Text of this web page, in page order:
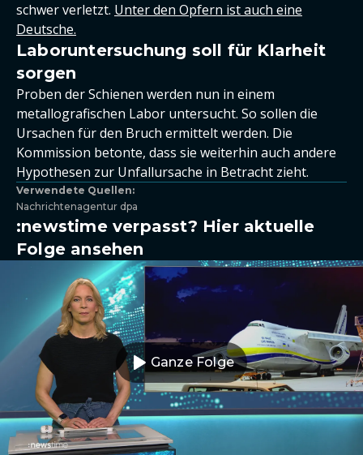
schwer verletzt. Unter den Opfern ist auch eine
Deutsche.
Laboruntersuchung soll für Klarheit
sorgen
Proben der Schienen werden nun in einem
metallografischen Labor untersucht. So sollen die
Ursachen für den Bruch ermittelt werden. Die
Kommission betonte, dass sie weiterhin auch andere
Hypothesen zur Unfallursache in Betracht zieht.
Verwendete Quellen:
Nachrichtenagentur dpa
:newstime verpasst? Hier aktuelle
Folge ansehen
Ganze Folge